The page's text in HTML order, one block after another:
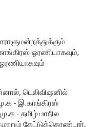
ஓரணியாகவும்,
டெலிவிஷனில்
- இ.காங்கிரஸ்
- தமிழ் மாநில
கேட்டுக்கொண்டார்.